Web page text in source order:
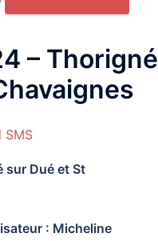
– Thorigné
SMS
sur Dué et St
: Micheline